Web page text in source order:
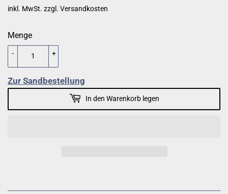
inkl. MwSt. zzgl. Versandkosten
Menge
+
-
Zur Sandbestellung
In den Warenkorb legen